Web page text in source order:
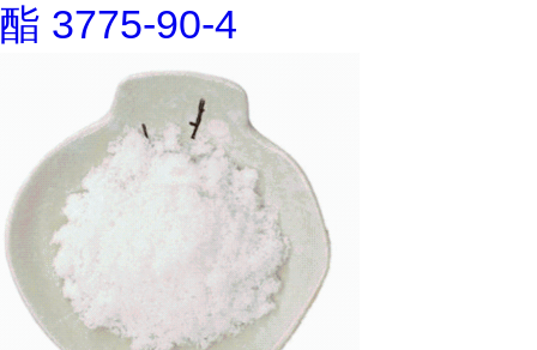
酯 3775-90-4